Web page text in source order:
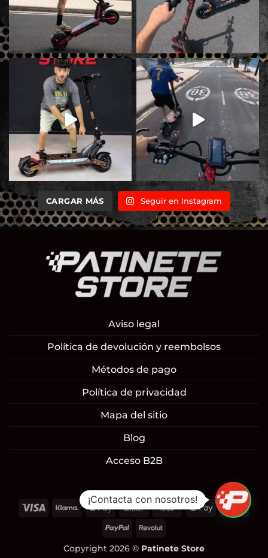
CARGAR MÁS Seguir en Instagram
Aviso legal
Política de devolución y reembolsos
Métodos de pago
Política de privacidad
Mapa del sitio
Blog
Acceso B2B
Visa Klarna
Apple
Cash
Delivery
Cash
Google
Pay
PayPal Revolut
Copyright 2026 © Patinete Store
¡Contacta con nosotros!